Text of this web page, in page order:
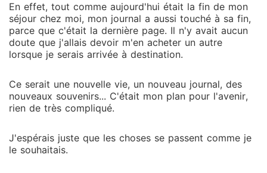
En effet, tout comme aujourd'hui était la fin de mon
séjour chez moi, mon journal a aussi touché à sa fin,
parce que c'était la dernière page. Il n'y avait aucun
doute que j'allais devoir m'en acheter un autre
lorsque je serais arrivée à destination.
Ce serait une nouvelle vie, un nouveau journal, des
nouveaux souvenirs... C'était mon plan pour l'avenir,
rien de très compliqué.
J'espérais juste que les choses se passent comme je
le souhaitais.